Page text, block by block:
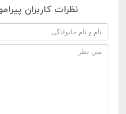
نظرات کاربران